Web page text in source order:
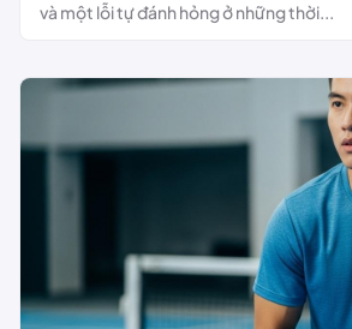
và một lỗi tự đánh hỏng ở những thời...